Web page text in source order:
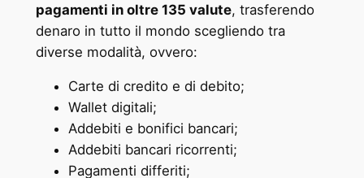
pagamenti in oltre 135 valute, trasferendo
denaro in tutto il mondo scegliendo tra
diverse modalità, ovvero:
Carte di credito e di debito;
Wallet digitali;
Addebiti e bonifici bancari;
Addebiti bancari ricorrenti;
Pagamenti differiti;